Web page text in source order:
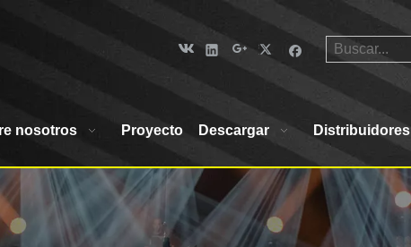
nosotros Proyecto Descargar Distribuidores